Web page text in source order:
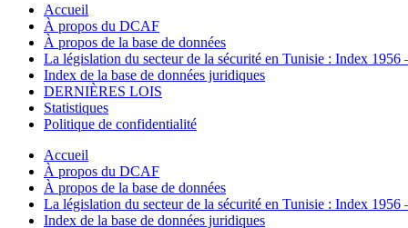
Accueil
À propos du DCAF
À propos de la base de données
La législation du secteur de la sécurité en Tunisie : Index 1956
Index de la base de données juridiques
DERNIÈRES LOIS
Statistiques
Politique de confidentialité
Accueil
À propos du DCAF
À propos de la base de données
La législation du secteur de la sécurité en Tunisie : Index 1956
Index de la base de données juridiques